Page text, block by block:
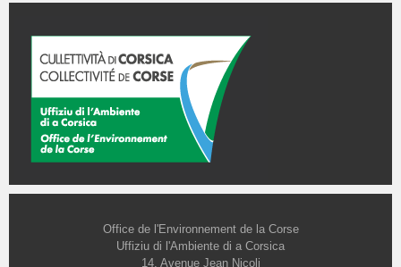
Office de l'Environnement de la Corse
Uffiziu di l'Ambiente di a Corsica
14, Avenue Jean Nicoli